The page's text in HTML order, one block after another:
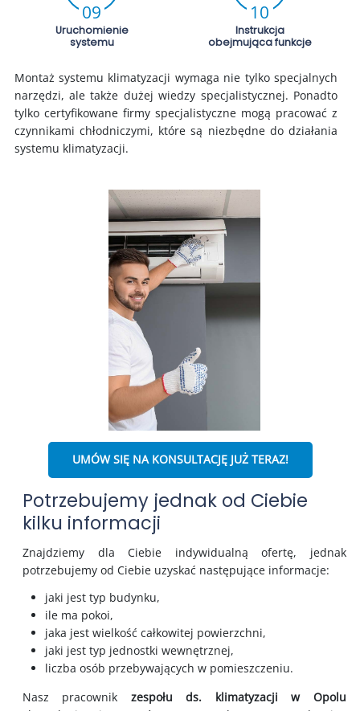
09
Uruchomienie
systemu
10
Instrukcja
obejmująca funkcje
Montaż systemu klimatyzacji wymaga nie tylko specjalnych
narzędzi, ale także dużej wiedzy specjalistycznej. Ponadto
tylko certyfikowane firmy specjalistyczne mogą pracować z
czynnikami chłodniczymi, które są niezbędne do działania
systemu klimatyzacji.
UMÓW SIĘ NA KONSULTACJĘ JUŻ TERAZ!
Potrzebujemy jednak od Ciebie
kilku informacji
Znajdziemy dla Ciebie indywidualną ofertę, jednak
potrzebujemy od Ciebie uzyskać następujące informacje:
jaki jest typ budynku,
ile ma pokoi,
jaka jest wielkość całkowitej powierzchni,
jaki jest typ jednostki wewnętrznej,
liczba osób przebywających w pomieszczeniu.
Nasz pracownik zespołu ds. klimatyzacji w Opolu